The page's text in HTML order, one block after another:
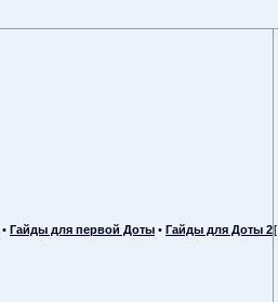
• Гайды для первой Доты • Гайды для Доты 2